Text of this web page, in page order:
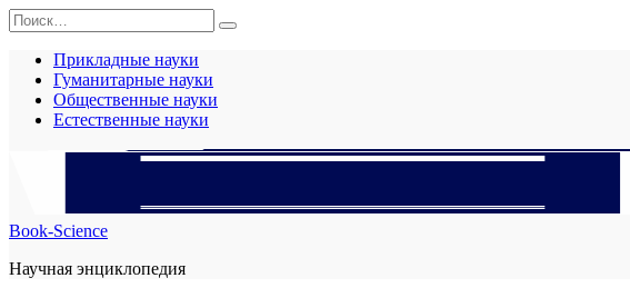
Перейти
к
содержанию
Search
for:
Прикладные науки
Гуманитарные науки
Общественные науки
Естественные науки
Book-Science
Научная энциклопедия